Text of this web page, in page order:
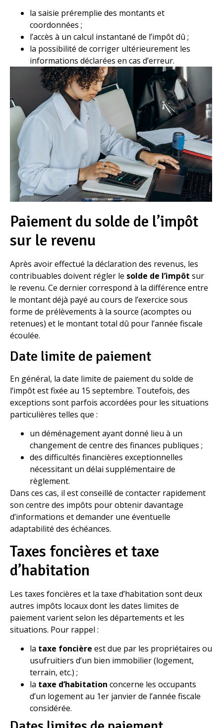
la saisie préremplie des montants et
coordonnées ;
l’accès à un calcul instantané de l’impôt dû ;
la possibilité de corriger ultérieurement les
informations déclarées en cas d’erreur.
Paiement du solde de l’impôt
sur le revenu
Après avoir effectué la déclaration des revenus, les
contribuables doivent régler le solde de l’impôt sur
le revenu. Ce dernier correspond à la différence entre
le montant déjà payé au cours de l’exercice sous
forme de prélèvements à la source (acomptes ou
retenues) et le montant total dû pour l’année fiscale
écoulée.
Date limite de paiement
En général, la date limite de paiement du solde de
l’impôt est fixée au 15 septembre. Toutefois, des
exceptions sont parfois accordées pour les situations
particulières telles que :
un déménagement ayant donné lieu à un
changement de centre des finances publiques ;
des difficultés financières exceptionnelles
nécessitant un délai supplémentaire de
règlement.
Dans ces cas, il est conseillé de contacter rapidement
son centre des impôts pour obtenir davantage
d’informations et demander une éventuelle
adaptabilité des échéances.
Taxes foncières et taxe
d’habitation
Les taxes foncières et la taxe d’habitation sont deux
autres impôts locaux dont les dates limites de
paiement varient selon les départements et les
situations. Pour rappel :
la taxe foncière est due par les propriétaires ou
usufruitiers d’un bien immobilier (logement,
terrain, etc.) ;
la taxe d’habitation concerne les occupants
d’un logement au 1er janvier de l’année fiscale
considérée.